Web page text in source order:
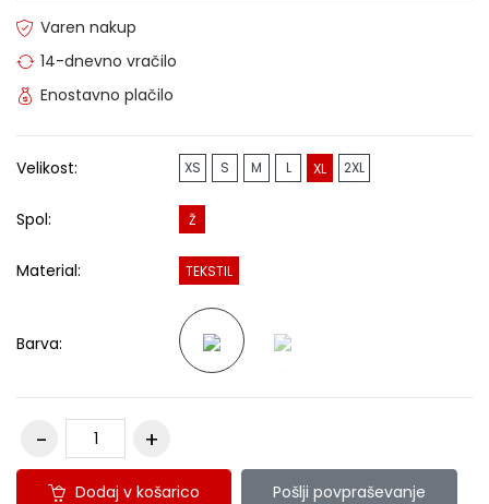
Varen nakup
14-dnevno vračilo
Enostavno plačilo
Velikost: XS S M L XL 2XL
Spol: Ž
Material: TEKSTIL
Barva:
Dodaj v košarico Pošlji povpraševanje